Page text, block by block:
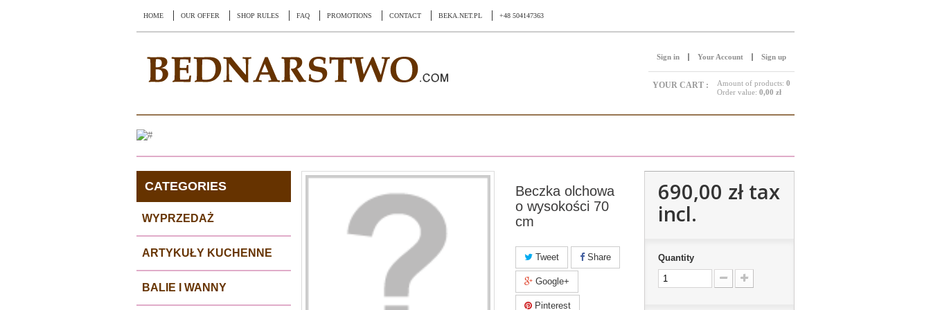
HOME OUR OFFER SHOP RULES FAQ PROMOTIONS CONTACT BEKA.NET.PL +48 504147363
Sign up
Your Account
Sign in
YOUR CART : Amount of products: 0
Order value: 0,00 zł
CATEGORIES
WYPRZEDAŻ
ARTYKUŁY KUCHENNE
BALIE I WANNY
Beczka olchowa
o wysokości 70
cm
Tweet Share
Google+
Pinterest
690,00 złtax
incl.
Quantity